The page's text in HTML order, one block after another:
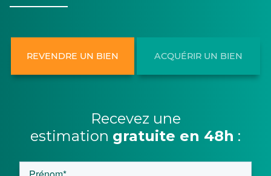
REVENDRE UN BIEN ACQUÉRIR UN BIEN